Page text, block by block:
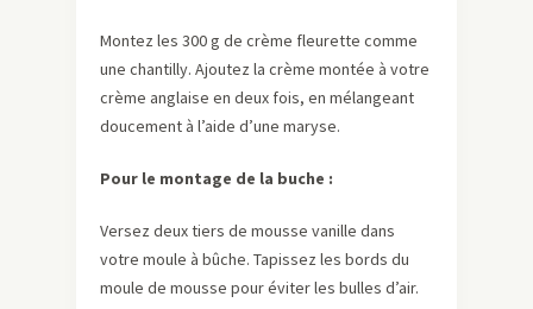
Montez les 300 g de crème fleurette comme
une chantilly. Ajoutez la crème montée à votre
crème anglaise en deux fois, en mélangeant
doucement à l’aide d’une maryse.
Pour le montage de la buche :
Versez deux tiers de mousse vanille dans
votre moule à bûche. Tapissez les bords du
moule de mousse pour éviter les bulles d’air.